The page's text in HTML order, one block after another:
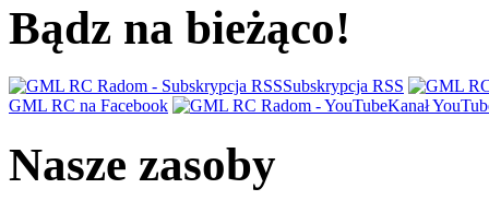
Bądz na bieżąco!
Subskrypcja RSS
GML RC na Facebook
Kanał
Nasze zasoby